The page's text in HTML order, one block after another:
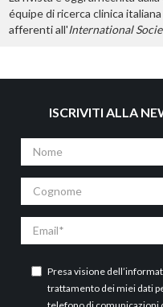
équipe di ricerca clinica
afferenti all'International
ISCRIVITI ALLA
Nome
Cognome
Email
Presa visione dell’
trattamento dei miei dati